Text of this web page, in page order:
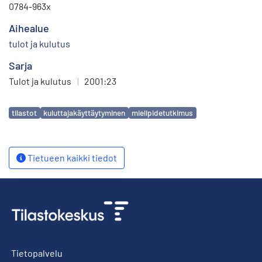
0784-963x
Aihealue
tulot ja kulutus
Sarja
Tulot ja kulutus | 2001:23
Avainsanat
tilastot kuluttajakäyttäytyminen mielipidetutkimus
Tietueen kaikki tiedot
Tietopalvelu